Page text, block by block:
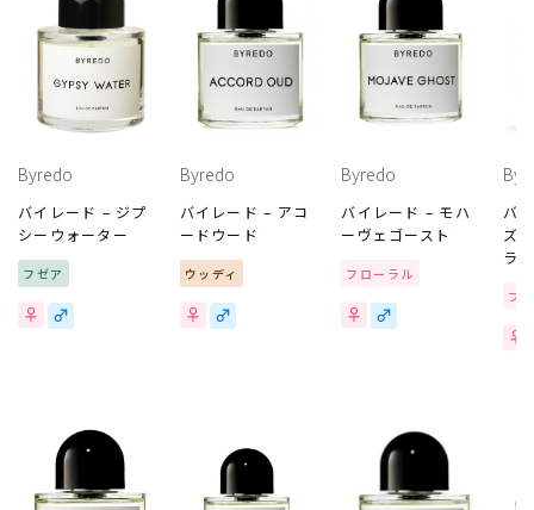
Byredo
バイレード – ジプ
シーウォーター
フゼア
Byredo
バイレード – アコ
ードウード
ウッディ
Byredo
バイレード – モハ
ーヴェゴースト
フローラル
バ
ズ
ラ
フ